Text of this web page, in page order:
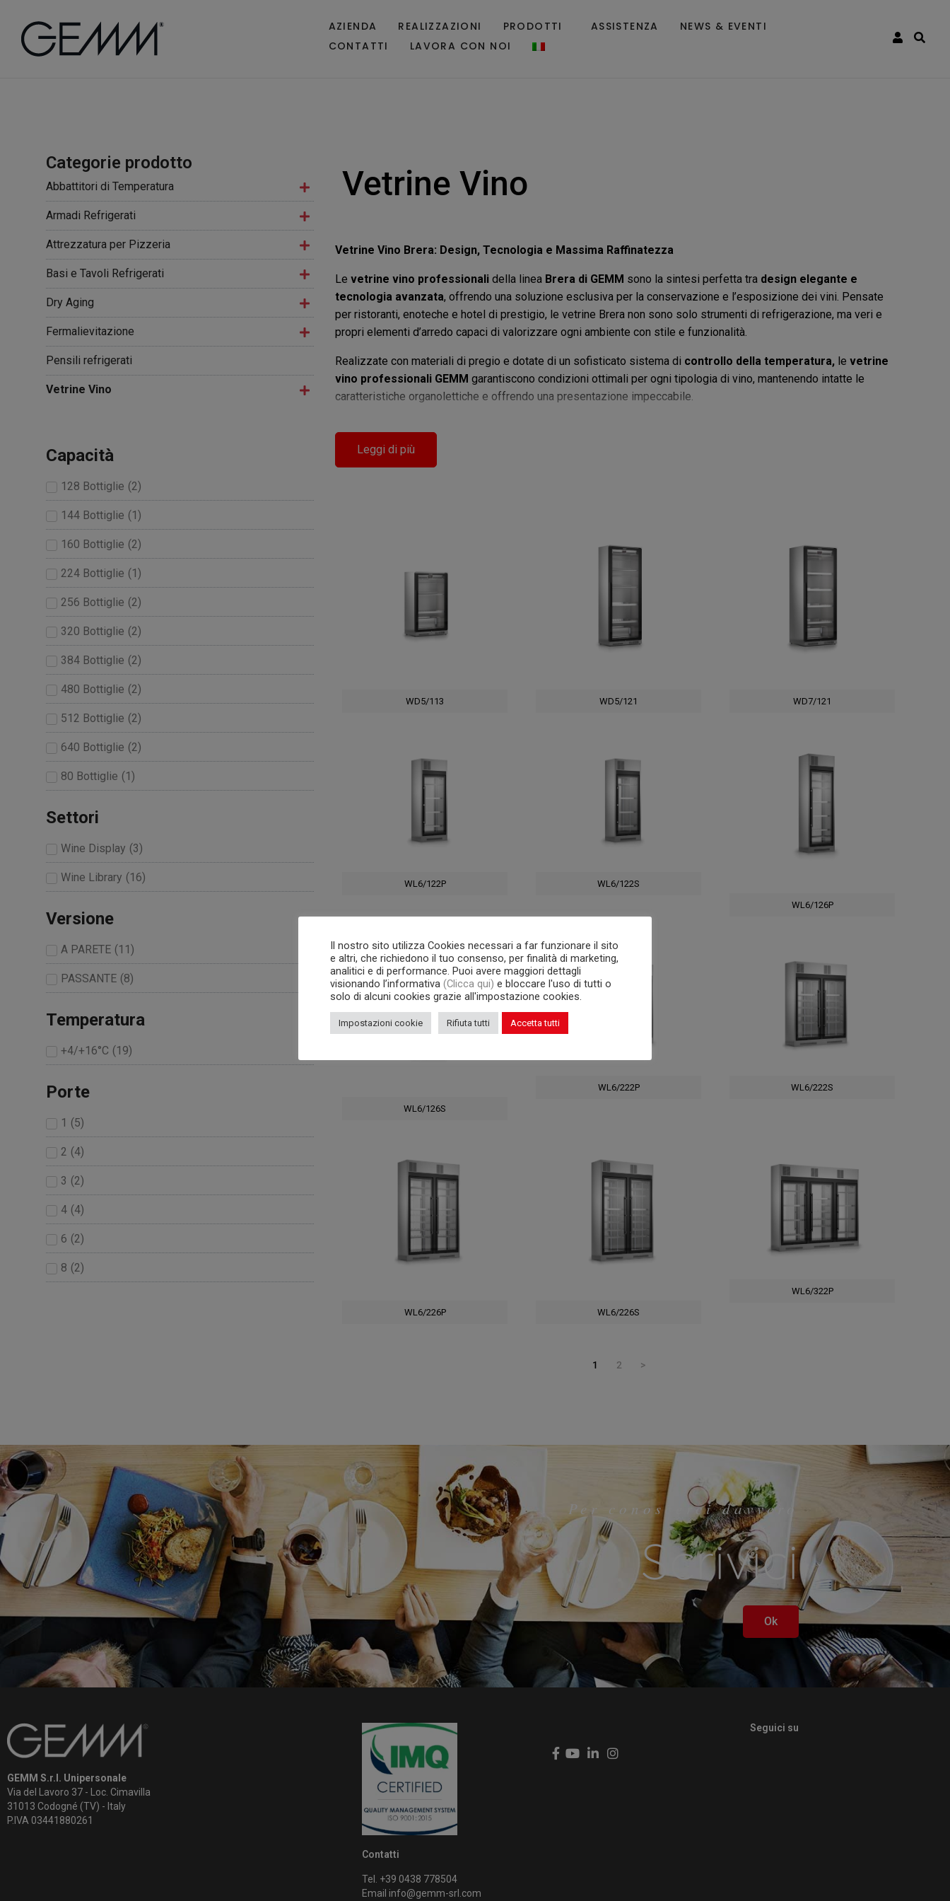
AZIENDA REALIZZAZIONI PRODOTTI ASSISTENZA
NEWS & EVENTI
CONTATTI
LAVORA CON NOI
Categorie prodotto
Abbattitori di Temperatura
Armadi Refrigerati
Attrezzatura per Pizzeria
Basi e Tavoli Refrigerati
Dry Aging
Fermalievitazione
Pensili refrigerati
Vetrine Vino
Capacità
128 Bottiglie (2)
144 Bottiglie (1)
160 Bottiglie (2)
224 Bottiglie (1)
256 Bottiglie (2)
320 Bottiglie (2)
384 Bottiglie (2)
480 Bottiglie (2)
512 Bottiglie (2)
640 Bottiglie (2)
80 Bottiglie (1)
Settori
Wine Display (3)
Wine Library (16)
Versione
A PARETE (11)
PASSANTE (8)
Temperatura
+4/+16°C (19)
Porte
1 (5)
2 (4)
3 (2)
4 (4)
6 (2)
8 (2)
Vetrine Vino
Vetrine Vino Brera: Design, Tecnologia e Massima Raffinatezza
Levetrine vino professionali della linea Brera di GEMM sono la sintesi perfetta tra design elegante e
tecnologia avanzata, offrendo una soluzione esclusiva per la conservazione e l’esposizione dei vini. Pensate
per ristoranti, enoteche e hotel di prestigio, le vetrine Brera non sono solo strumenti di refrigerazione, ma veri e
propri elementi d’arredo capaci di valorizzare ogni ambiente con stile e funzionalità.
Realizzate con materiali di pregio e dotate di un sofisticato sistema di controllo della temperatura, levetrine
vino professionali GEMM garantiscono condizioni ottimali per ogni tipologia di vino, mantenendo intatte le
caratteristiche organolettiche e offrendo una presentazione impeccabile.
Design esclusivo e finiture di pregio, ideali per ambienti raffinati.
Controllo elettronico della temperatura, per una conservazione perfetta.
compromessi, elevando l’esperienza di degustazione e valorizzando ogni bottiglia.
Scopri l’intera gamma di vetrine professionali GEMM e contattaci per una soluzione personalizzata.
Leggi di più
WD5/113 WD5/121 WD7/121
WL6/122P
WL6/122S
WL6/126P
WL6/126S
WL6/222P WL6/222S
WL6/226P WL6/226S
WL6/322P
1 2 >
Per conoscerci davvero
Scrivici
Ok
GEMM S.r.l. Unipersonale
Via del Lavoro 37 - Loc. Cimavilla
31013 Codogné (TV) - Italy
P.IVA 03441880261
Contatti
Tel. +39 0438 778504
Email info@gemm-srl.com
Seguici su
Il nostro sito utilizza Cookies necessari a far funzionare il sito
e altri, che richiedono il tuo consenso, per finalità di marketing,
analitici e di performance. Puoi avere maggiori dettagli
visionando l’informativa (Clicca qui) e bloccare l'uso di tutti o
solo di alcuni cookies grazie all'impostazione cookies.
Impostazioni cookie Rifiuta tutti Accetta tutti